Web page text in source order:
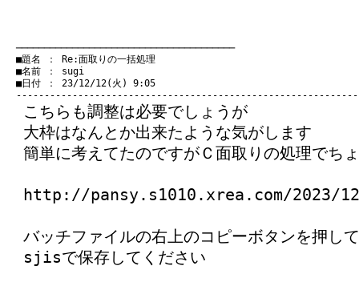
───────────────────────────────────────
■題名 ： Re:面取りの一括処理
■名前 ： sugi
■日付 ： 23/12/12(火) 9:05
こちらも調整は必要でしょうが
大枠はなんとか出来たような気がします
簡単に考えてたのですがＣ面取りの処理でち
http://pansy.s1010.xrea.com/2023/12/12/
バッチファイルの右上のコピーボタンを押して
sjisで保存してください